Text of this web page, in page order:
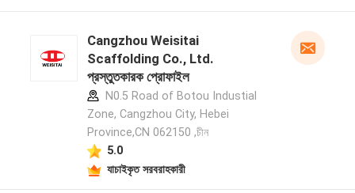
Cangzhou Weisitai
Scaffolding Co., Ltd.
প্রস্তুতকারক প্রোফাইল
N0.5 Road of Botou Industial
Zone, Cangzhou City, Hebei
Province,CN 062150 ,চীন
5.0
যাচাইকৃত সরবরাহকারী